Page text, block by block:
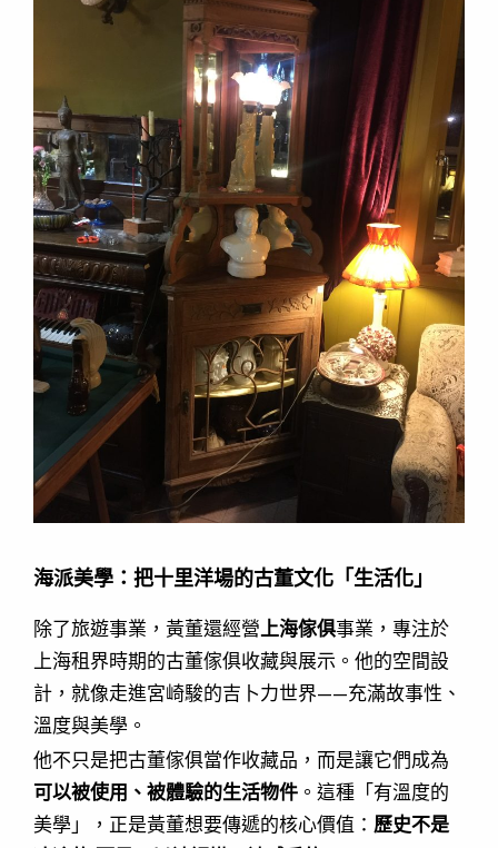
海派美學：把十里洋場的古董文化「生活化」
除了旅遊事業，黃董還經營上海傢俱事業，專注於
上海租界時期的古董傢俱收藏與展示。他的空間設
計，就像走進宮崎駿的吉卜力世界——充滿故事性、
溫度與美學。
他不只是把古董傢俱當作收藏品，而是讓它們成為
可以被使用、被體驗的生活物件 。這種「有溫度的
美學」，正是黃董想要傳遞的核心價值： 歷史不是